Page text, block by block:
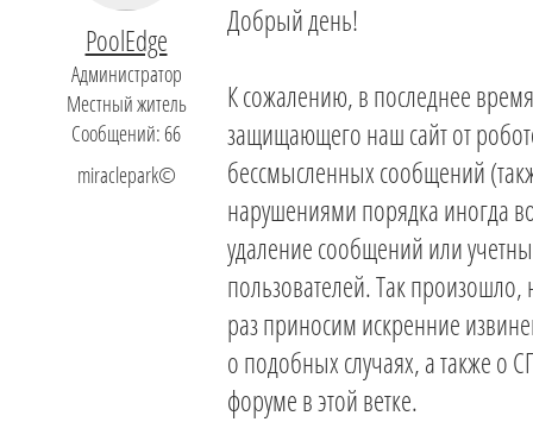
PoolEdge
Администратор
Местный житель
Сообщений: 66
miraclepark©
Добрый день!
К сожалению, в последнее
защищающего наш сайт от
бессмысленных сообщений
нарушениями порядка иногда
удаление сообщений или
пользователей. Так
раз приносим искренние
о подобных случаях, а также о
форуме в этой ветке.